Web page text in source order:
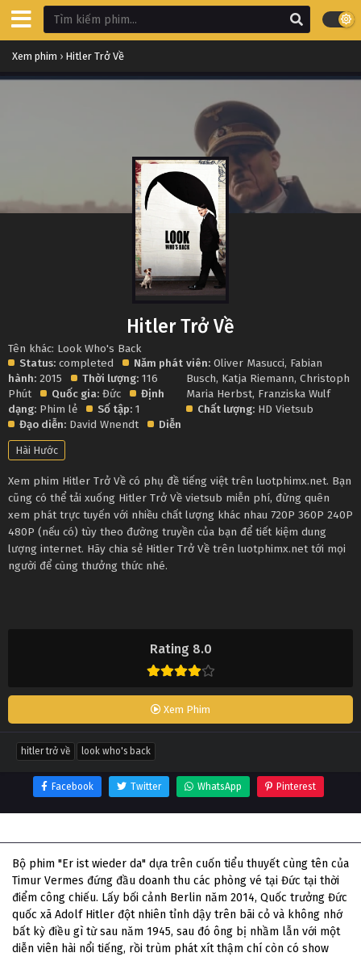
Xem phim › Hitler Trở Về
Rating 8.0
Xem Phim
Hitler Trở Về
Tên khác: Look Who's Back
Status: completed
Năm phát
hành: 2015 Thời lượng: 116
Phút
Quốc gia: Đức
Định
dạng: Phim lẻ Số tập: 1
Đạo diễn: David Wnendt Diễn
viên: Oliver Masucci, Fabian
Busch, Katja Riemann,Christoph
Maria Herbst, Franziska Wulf
Chất lượng: HD Vietsub
Hài Hước
Xem phim Hitler Trở Về có phụ đề tiếng việt trên luotphimx.net. Bạn
cũng có thể tải xuống Hitler Trở Về vietsub miễn phí, đừng quên
xem phát trực tuyến với nhiều chất lượng khác nhau 720P 360P 240P
480P (nếu có) tùy theo đường truyền của bạn để tiết kiệm dung
lượng internet. Hãy chia sẻ Hitler Trở Về trên luotphimx.net tới mọi
người để cùng thưởng thức nhé.
hitler trở về look who's back
Facebook Twitter WhatsApp Pinterest
Bộ phim "Er ist wieder da" dựa trên cuốn tiểu thuyết cùng tên của
Timur Vermes đứng đầu doanh thu các phòng vé tại Đức tại thời
điểm công chiếu. Lấy bối cảnh Berlin năm 2014, Quốc trưởng Đức
quốc xã Adolf Hitler đột nhiên tỉnh dậy trên bãi cỏ và không nhớ
bất kỳ điều gì từ sau năm 1945, sau đó ông bị nhầm lẫn với một
diễn viên hài nổi tiếng, rồi trùm phát xít thậm chí còn có show